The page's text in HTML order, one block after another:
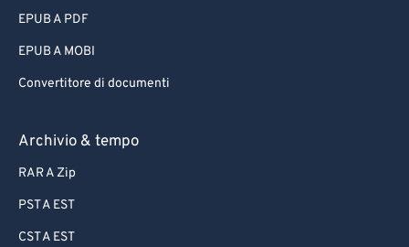
EPUB A PDF
EPUB A MOBI
Convertitore di documenti
Archivio & tempo
RAR A Zip
PST A EST
CST A EST